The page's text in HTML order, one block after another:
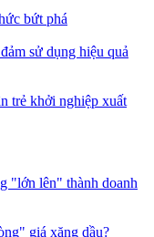
bứt phá
sử dụng hiệu quả
trẻ khởi nghiệp xuất
"lớn lên" thành doanh
giá xăng dầu?